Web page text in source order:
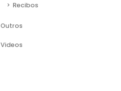
Recibos
Outros
Videos